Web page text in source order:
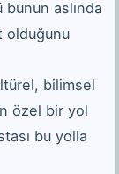
aslında
olduğunu
bilimsel
özel bir yol
bu yolla